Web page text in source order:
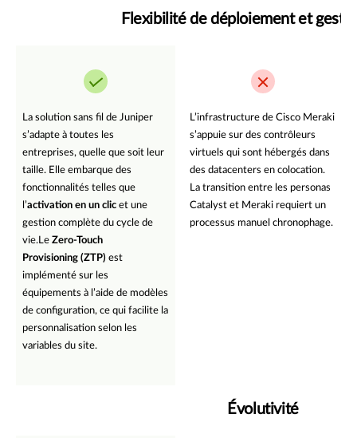
Flexibilité de déploiement et
La solution sans fil de Juniper
s’adapte à toutes les
entreprises, quelle que soit leur
taille. Elle embarque des
fonctionnalités telles que
l’activation en un clic et une
gestion complète du cycle de
vie.Le Zero-Touch
Provisioning (ZTP) est
implémenté sur les
équipements à l’aide de modèles
de configuration, ce qui facilite la
personnalisation selon les
variables du site.
L’infrastructure de Cisco Meraki
s’appuie sur des contrôleurs
virtuels qui sont hébergés dans
des datacenters en colocation.
La transition entre les personas
Catalyst et Meraki requiert un
processus manuel chronophage.
Évolutivité